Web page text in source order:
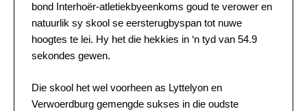
bond Interhoër-atletiekbyeenkoms goud te verower en
natuurlik sy skool se eersterugbyspan tot nuwe
hoogtes te lei. Hy het die hekkies in ‘n tyd van 54.9
sekondes gewen.
Die skool het wel voorheen as Lyttelyon en
Verwoerdburg gemengde sukses in die oudste